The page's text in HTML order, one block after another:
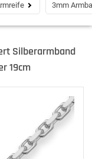
3mm
Silberarmband
19cm